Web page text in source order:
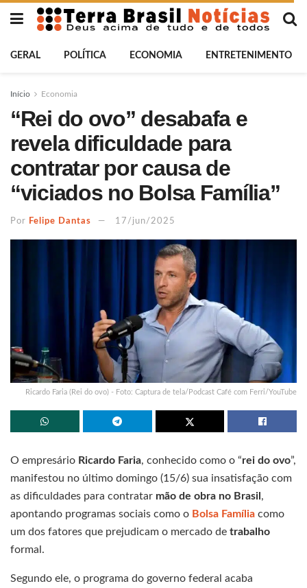
GERAL POLÍTICA ECONOMIA ENTRETENIMENTO
Início Economia
“Rei do ovo” desabafa e
revela dificuldade para
contratar por causa de
“viciados no Bolsa Família”
Por Felipe Dantas 17/jun/2025
Ricardo Faria (Rei do ovo) - Foto: Captura de tela/Podcast Café com Ferri/YouTube
O empresário Ricardo Faria, conhecido como o “rei do ovo”,
manifestou no último domingo (15/6) sua insatisfação com
as dificuldades para contratar mão de obra no Brasil ,
apontando programas sociais como o Bolsa Família como
um dos fatores que prejudicam o mercado de trabalho
formal.
Segundo ele, o programa do governo federal acaba